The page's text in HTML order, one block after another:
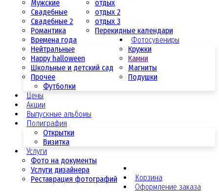
Мужские
Свадебные
Свадебные 2
Романтика
отдых
отдых 2
отдых 3
Перекидные календари
Времена года
Нейтральные
Happy halloween
Школьные и детский сад
Прочее
Фотосувениры
Кружки
Камни
Магниты
Подушки
Футболки
Цены
Акции
Выпускные альбомы
Полиграфия
Открытки
Визитка
Услуги
Фото на документы
Услуги дизайнера
Реставрация фотографий
Корзина
Оформление заказа